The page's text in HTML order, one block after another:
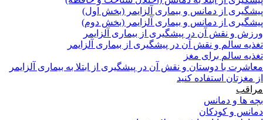
پیشگیری از دمانس و بیماری آلزایمر (بخش اول)
پیشگیری از دمانس و بیماری آلزایمر (بخش دوم)
ورزش و نقش آن در پیشگیری از بیماری آلزایمر
تغذیه سالم و نقش آن در پیشگیری از بیماری آلزایمر
تغذیه سالم برای مغز
معاشرت با دوستان و نقش آن در پیشگیری از ابتلا به بیماری آلزایمر
از مغزتان استفاده کنید
مراقب
بچه ها و دمانس
دمانس و کودکان